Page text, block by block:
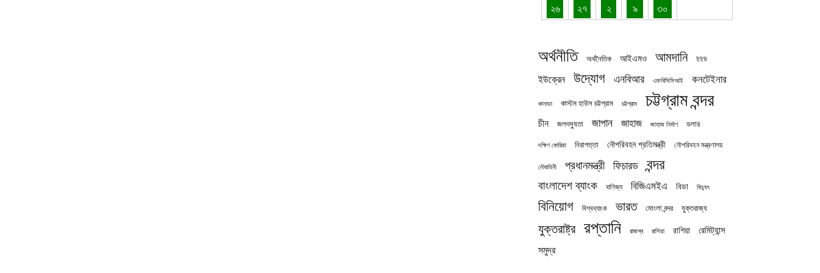
২৬ ২৭ ২ ৯ ৩০
অর্থনীতি অর্থনৈতিক আইএমও আমদানি ইইউ
ইউক্রেন উদ্যোগ এনবিআর এফবিসিসিআই কনটেইনার
কানাডা কাস্টম হাউস চট্টগ্রাম চট্টগ্রাম চট্টগ্রাম বন্দর
চীন জলদস্যুতা জাপান জাহাজ জাহাজ নির্মাণ ডলার
দক্ষিণ কোরিয়া নিরাপত্তা নৌপরিবহন প্রতিমন্ত্রী নৌপরিবহন মন্ত্রণালয়
নৌবাহিনী প্রধানমন্ত্রী ফিচারড বন্দর
বাংলাদেশ ব্যাংক বাণিজ্য বিজিএমইএ বিডা বিদ্যুৎ
বিনিয়োগ বিশ্বব্যাংক ভারত মোংলা বন্দর যুক্তরাজ্য
যুক্তরাষ্ট্র রপ্তানি রাজস্ব রাশিয়া রাশিয়া রেমিট্যান্স
সমুদ্র